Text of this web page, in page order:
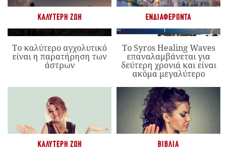
ΚΑΛΎΤΕΡΗ ΖΩΉ
Το καλύτερο αγχολυτικό
είναι η παρατήρηση των
άστρων
ΕΝΔΙΑΦΈΡΟΝΤΑ
Το Syros Healing Waves
επαναλαμβάνεται για
δεύτερη χρονιά και είναι
ακόμα μεγαλύτερο
ΚΑΛΎΤΕΡΗ ΖΩΉ ΒΙΒΛΊΑ